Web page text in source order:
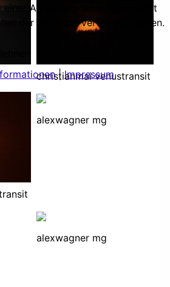
christianmai venustransit
alexwagner mg
alexwagner mg
einer Ablehnung womöglich nicht
der Seite zur Verfügung stehen.
|Impressum